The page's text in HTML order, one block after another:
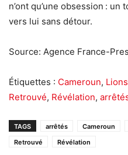
n’ont qu’une obsession :
vers lui sans détour.
Source: Agence France-
Étiquettes : Cameroun,
Retrouvé, Révélation,
TAGS arrêtés Cameroun
Retrouvé
Révélation